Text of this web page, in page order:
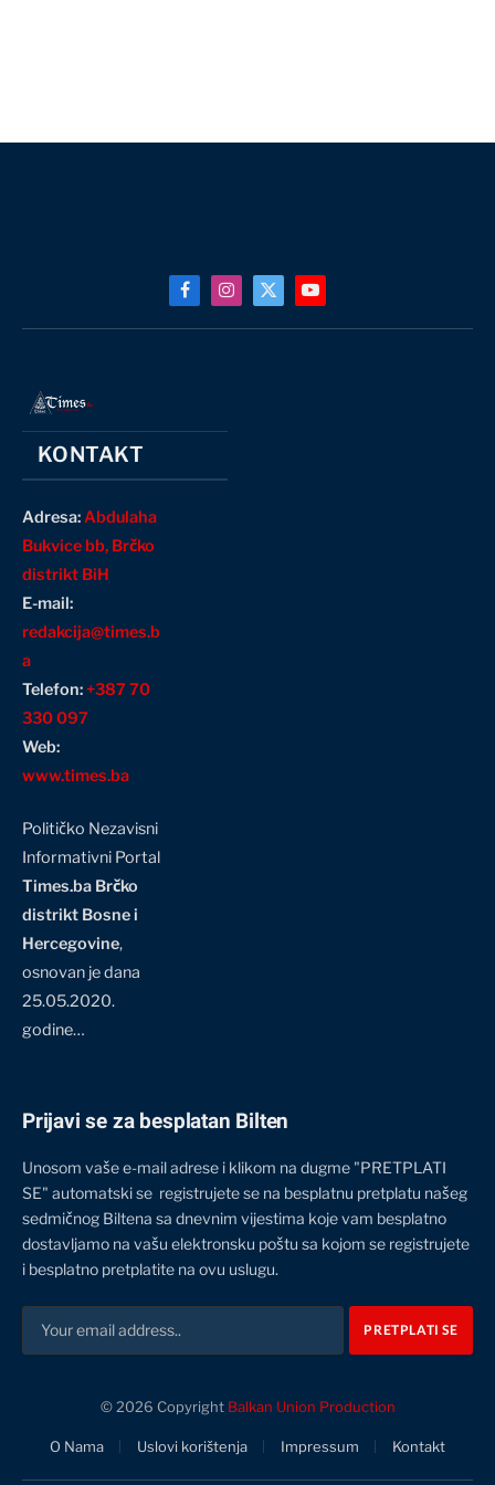
FacebookInstagram
X
YouTube
KONTAKT
Adresa:Abdulaha
Bukvice bb, Brčko
distrikt BiH
E-mail:
redakcija@times.b
a
Telefon:+387 70
330 097
Web:
www.times.ba
Političko Nezavisni
Informativni Portal
Times.ba Brčko
distrikt Bosne i
Hercegovine,
osnovan je dana
25.05.2020.
godine…
Prijavi se za besplatan Bilten
Unosom vaše e-mail adrese i klikom na dugme "PRETPLATI
SE" automatski se registrujete se na besplatnu pretplatu našeg
sedmičnog Biltena sa dnevnim vijestima koje vam besplatno
dostavljamo na vašu elektronsku poštu sa kojom se registrujete
i besplatno pretplatite na ovu uslugu.
© 2026 Copyright Balkan Union Production
O Nama Uslovi korištenja Impressum Kontakt